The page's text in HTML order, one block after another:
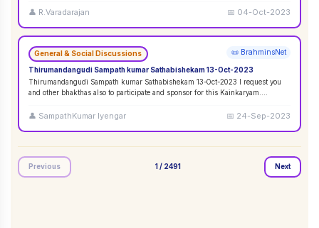
👤 R.Varadarajan 📅 04-Oct-2023
General & Social Discussions 📜 BrahminsNet
Thirumandangudi Sampath kumar Sathabishekam 13-Oct-2023
Thirumandangudi Sampath kumar Sathabishekam 13-Oct-2023 I request you
and other bhakthas also to participate and sponsor for this Kainkaryam.
👤 SampathKumar Iyengar 📅 24-Sep-2023
Previous 1 / 2491 Next